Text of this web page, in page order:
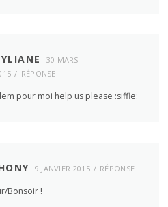
30 MARS
RÉPONSE
pour moi help us please :siffle:
9 JANVIER 2015 RÉPONSE
Bonsoir !